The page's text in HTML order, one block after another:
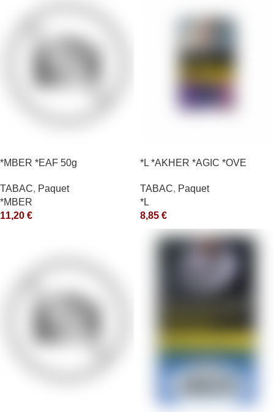
*MBER *EAF 50g
TABAC, Paquet
*MBER
11,20 €
*L *AKHER *AGIC *OVE
TABAC, Paquet
*L
8,85 €